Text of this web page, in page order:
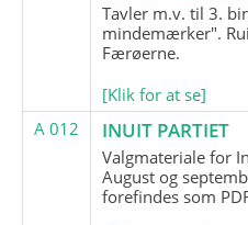
Tavler m.v. til 3.
mindemærker".
Færøerne.
[Klik for at se]
A 012
INUIT PARTIET
Valgmateriale for
August og
forefindes som